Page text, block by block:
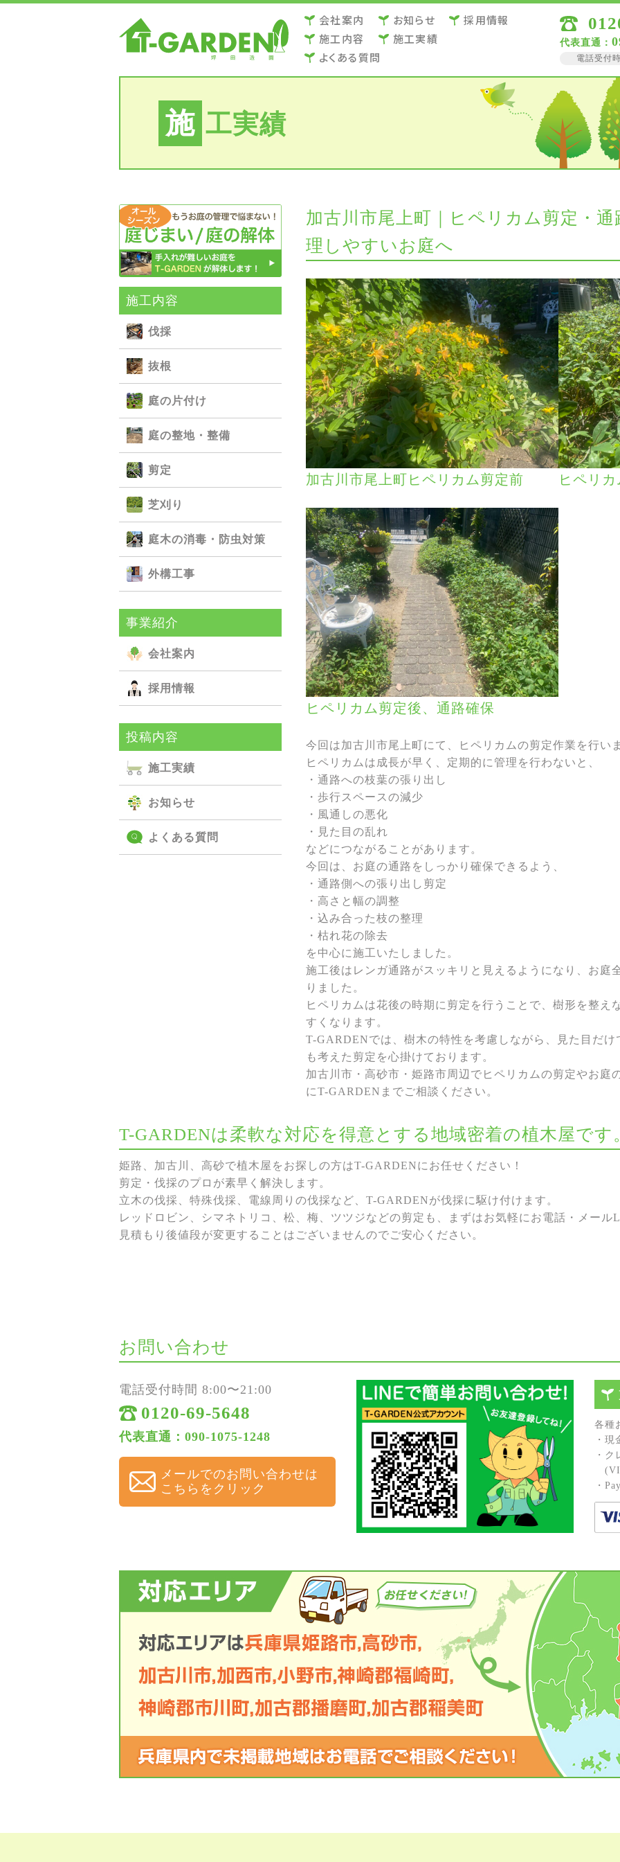
会社案内 お知らせ
採用情報
施⼯内容
施⼯実績
よくある質問
代表直通：
電話受付
施 工実績
施⼯内容
伐採
抜根
庭の⽚付け
庭の整地・整備
剪定
芝刈り
庭⽊の消毒・防⾍対策
外構⼯事
事業紹介
会社案内
採用情報
投稿内容
施⼯実績
お知らせ
よくある質問
加古川市尾上町｜ヒペリカム剪定・
理しやすいお庭へ
加古川市尾上町ヒペリカム剪定前 ヒペリ
ヒペリカム剪定後、通路確保
今回は加古川市尾上町にて、ヒペリカムの剪定作業を行い
ヒペリカムは成長が早く、定期的に管理を行わないと、
・通路への枝葉の張り出し
・歩行スペースの減少
・風通しの悪化
・見た目の乱れ
などにつながることがあります。
今回は、お庭の通路をしっかり確保できるよう、
・通路側への張り出し剪定
・高さと幅の調整
・込み合った枝の整理
・枯れ花の除去
を中心に施工いたしました。
施工後はレンガ通路がスッキリと見えるようになり、お庭
りました。
ヒペリカムは花後の時期に剪定を行うことで、樹形を整え
すくなります。
T-GARDENでは、樹木の特性を考慮しながら、見た目だ
も考えた剪定を心掛けております。
加古川市・高砂市・姫路市周辺でヒペリカムの剪定やお庭
にT-GARDENまでご相談ください。
T-GARDENは柔軟な対応を得意とする地域密着の植木屋です
姫路、加古川、高砂で植木屋をお探しの方はT-GARDENにお任せください！
剪定・伐採のプロが素早く解決します。
立木の伐採、特殊伐採、電線周りの伐採など、T-GARDENが伐採に駆け付けます。
レッドロビン、シマネトリコ、松、梅、ツツジなどの剪定も、まずはお気軽にお電話・メー
見積もり後値段が変更することはございませんのでご安心ください。
お問い合わせ
電話受付時間 8:00〜21:00
0120-69-5648
代表直通：090-1075-1248
メールでのお問い合わせは
こちらをクリック
各種
・現
・
・